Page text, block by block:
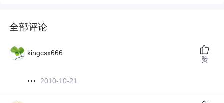
全部评论
kingcsx666
2010-10-21
赞